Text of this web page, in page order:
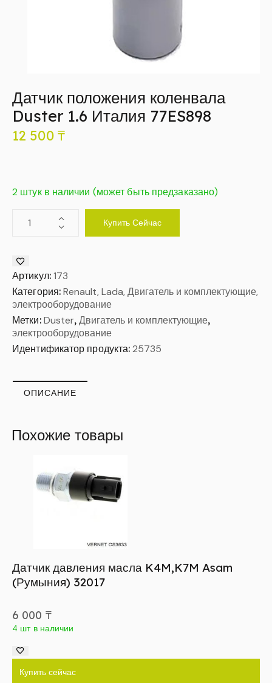
Датчик положения коленвала
Duster 1.6 Италия 77ES898
12 500 ₸
2 штук в наличии (может быть предзаказано)
Купить Сейчас
Артикул: 173
Категория:Renault, Lada, Двигатель и комплектующие,
электрооборудование
Метки: Duster, Двигатель и комплектующие,
электрооборудование
Идентификатор продукта:25735
ОПИСАНИЕ
Похожие товары
Датчик давления масла K4M,K7M Asam
(Румыния) 32017
6 000 ₸
4 шт в наличии
Купить сейчас